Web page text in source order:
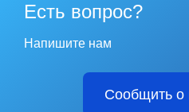
Есть вопрос?
Напишите нам
Сообщить о